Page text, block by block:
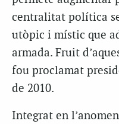
centralitat política
utòpic i místic que
armada. Fruit
fou proclamat
de 2010.
Integrat en